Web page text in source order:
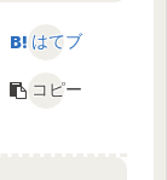
はてブ
コピー